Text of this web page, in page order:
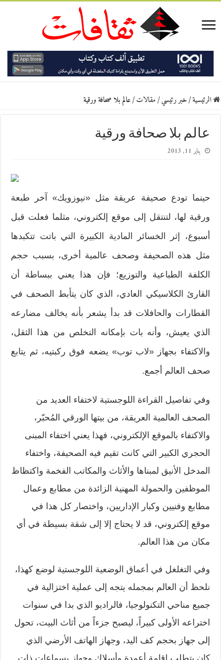
الرئيسية/خبر رئيسي/مقالات/عالم بلا صحافة ورقية
عالم بلا صحافة ورقية
يناير 11, 2013
حينما تودع صحيفة عريقة مثل «نيوزويك» آخر طبعة
ورقية لها، لتنتقل إلى موقع إلكتروني، مثلما فعلت قبل
أسبوع، إثر الخسائر المادية الكبيرة التي باتت تتكبدها
مثل هذه الصحيفة وصحف عالمية أخرى، بسبب حجم
الكلفة الطباعية والتوزيع؛ فإن هذا يعني ببساطة أن
القارئ الكلاسيكي العادي، الذي كان يتأبط الصحف في
القطارات والحافلات قد بدأ يشعر بأنه يخالف مضارعه
الذي يعيش، وأنه بات بإمكانه التخلص من هذا الثقل،
والاكتفاء بجهاز «لاب توب» يضعه فوق ركبتيه، ثم يتابع
صحف العالم أجمع.
وفي تفاصيل القراءة اللوجستية لاختفاء العديد من
الصحف العالمية العريقة، من بيتها الورقي المُحبّر،
والاكتفاء بالموقع الإلكتروني، فهذا يعني اختفاء المبنى
الحجري الكبير التي كانت تقيم فيه الصحيفة، واختفاء
المدخل الأنيق لمبناها والأثاث والمكاتب الفخمة واكتظاظ
الموظفين والحمولة المهنية الزائدة من مطابع وعمال
مطابع وفنيين وكبار الإداريين، واختصار كل هذا في
موقع إلكتروني، قد لا يحتاج إلا إلى شقة بسيطة في أي
مكان من هذا العالم.
وفي التغلغل في أعماق الوضعية اللوجستية لوضع كهذا،
نلحظ أن العالم بمجمله يتجه إلى عملية اختزالية في
جميع مناحي التكنولوجيا، فالراديو الذي بدا في سنوات
اختراعه الأولى كبيراً، ليصبح جزءاً من أثاث البيت، تحول
إلى جهاز بحجم كف اليد، وجهاز الهاتف الأرضي الذي
كان يتطلب إقامة أعمدة وأسلاك وجهاز بسماعات ذات